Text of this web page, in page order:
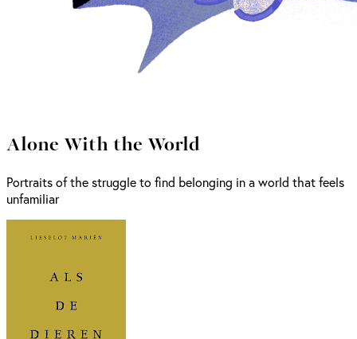
Alone With the World
Portraits of the struggle to find belonging in a world that feels
unfamiliar